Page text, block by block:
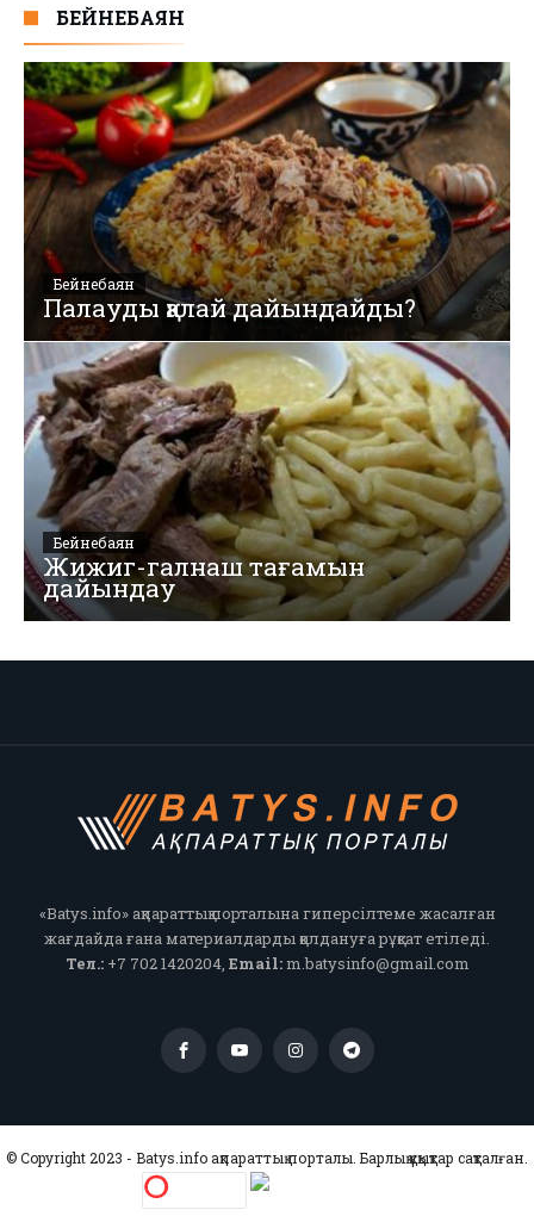
БЕЙНЕБАЯН
Бейнебаян
Палауды қалай дайындайды?
Бейнебаян
Жижиг-галнаш тағамын
дайындау
«Batys.info» ақпараттық порталына гиперсілтеме жасалған
жағдайда ғана материалдарды қолдануға рұқсат етіледі.
Тел.:+7 702 1420204, Email:m.batysinfo@gmail.com
© Copyright 2023 - Batys.info ақпараттық порталы. Барлық құқықтар сақталған.